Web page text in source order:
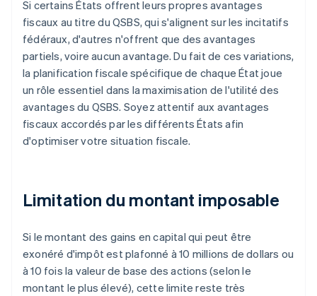
Si certains États offrent leurs propres avantages
fiscaux au titre du QSBS, qui s'alignent sur les incitatifs
fédéraux, d'autres n'offrent que des avantages
partiels, voire aucun avantage. Du fait de ces variations,
la planification fiscale spécifique de chaque État joue
un rôle essentiel dans la maximisation de l'utilité des
avantages du QSBS. Soyez attentif aux avantages
fiscaux accordés par les différents États afin
d'optimiser votre situation fiscale.
Limitation du montant imposable
Si le montant des gains en capital qui peut être
exonéré d'impôt est plafonné à 10 millions de dollars ou
à 10 fois la valeur de base des actions (selon le
montant le plus élevé), cette limite reste très